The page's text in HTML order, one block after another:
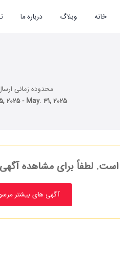
خانه وبلاگ درباره ما
محدوده زمانی
2025 - May. 31, 2025
لطفاً برای مشاهده
آگهی های بیشتر